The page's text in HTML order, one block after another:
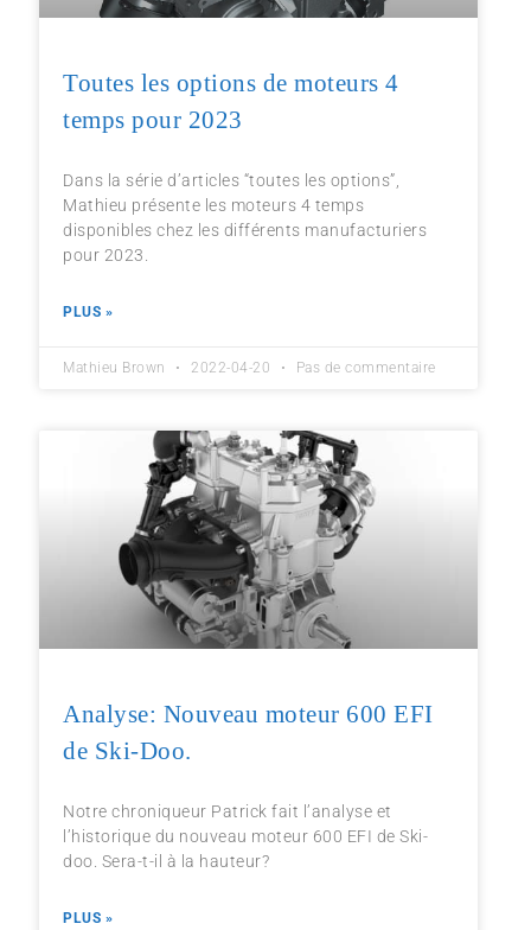
Toutes les options de moteurs 4
temps pour 2023
Dans la série d’articles “toutes les options”,
Mathieu présente les moteurs 4 temps
disponibles chez les différents manufacturiers
pour 2023.
PLUS »
Mathieu Brown 2022-04-20 Pas de commentaire
Analyse: Nouveau moteur 600 EFI
de Ski-Doo.
Notre chroniqueur Patrick fait l’analyse et
l’historique du nouveau moteur 600 EFI de Ski-
doo. Sera-t-il à la hauteur?
PLUS »